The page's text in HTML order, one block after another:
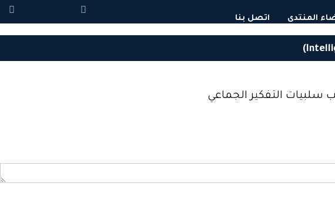
المنتدى اتصل بنا
سلبيات التفكير الجماعي